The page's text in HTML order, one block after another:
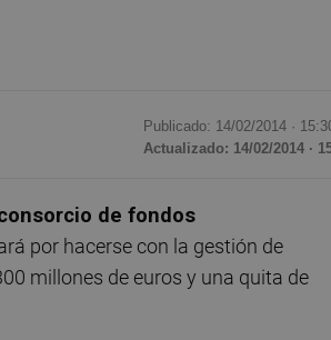
Publicado: 14/02/2014 ·
Actualizado: 14/02/2014 ·
de fondos
por hacerse con la gestión de
millones de euros y una quita de